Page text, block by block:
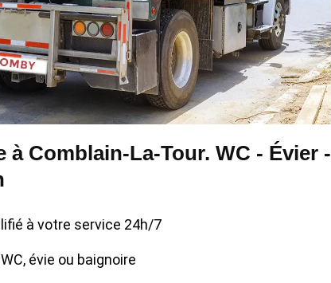
à Comblain-La-Tour. WC - Évier -
à votre service 24h/7
évie ou baignoire